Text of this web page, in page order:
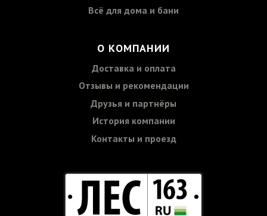
Всё для дома и бани
О КОМПАНИИ
Доставка и оплата
Отзывы и рекомендации
Друзья и партнёры
История компании
Контакты и проезд